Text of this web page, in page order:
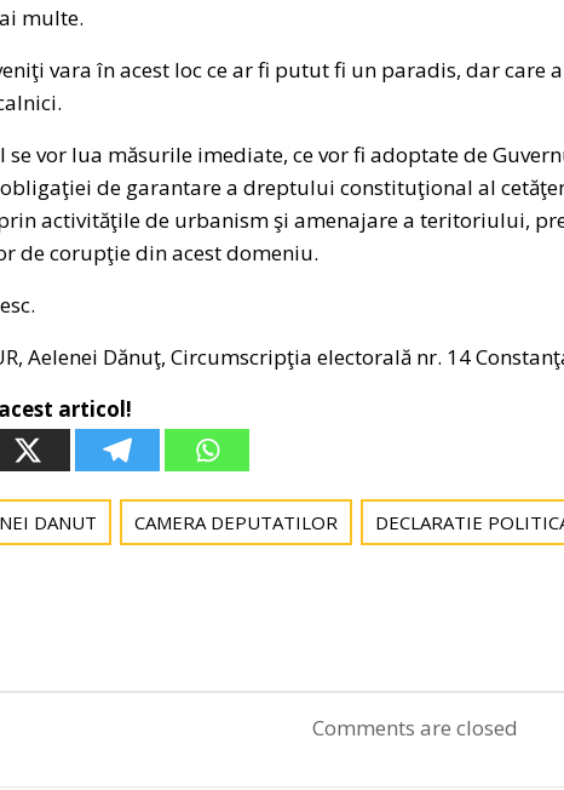
multe.
vara în acest loc ce ar fi putut fi un paradis, dar
se vor lua măsurile imediate, ce vor fi adoptate de
de garantare a dreptului constituţional al
activităţile de urbanism şi amenajare a teritoriului,
de corupţie din acest domeniu.
Aelenei Dănuţ, Circumscripţia electorală nr. 14
articol!
DANUT CAMERA DEPUTATILOR DECLARATIE
Comments are closed